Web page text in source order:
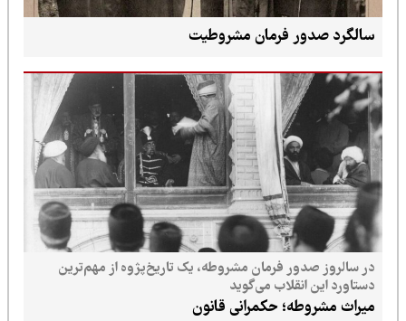
سالگرد صدور فرمان مشروطیت
در سالروز صدور فرمان مشروطه، یک تاریخ‌پژوه از مهم‌ترین
دستاورد این انقلاب می‌گوید
میراث مشروطه؛ حکمرانی قانون